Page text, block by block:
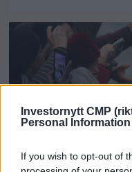
Investornytt CMP
Personal Information
If you wish to opt-out of